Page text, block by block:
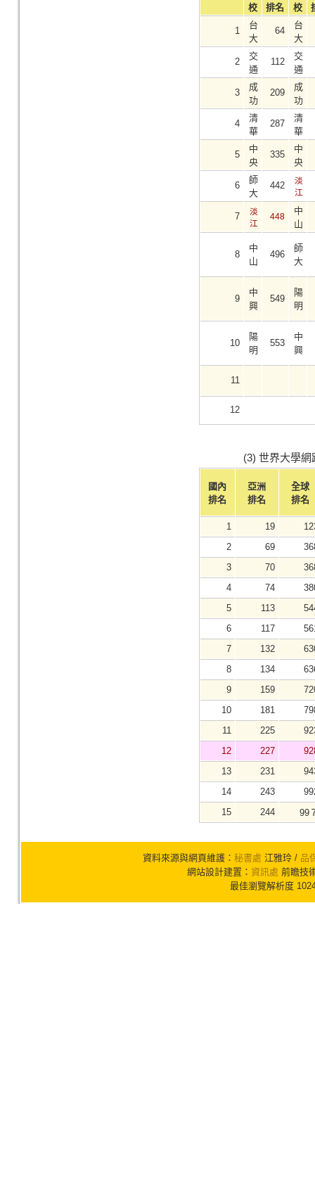
校 排名 校
1
台
大
64
台
大
2
交
通
112
交
通
3
成
功
209
成
功
4
清
華
287
清
華
5
中
央
335
中
央
6
師
大
442
淡
江
7
淡
江
448
中
山
8
中
山
496
師
大
9
中
興
549
陽
明
10
陽
明
553
中
興
11
12
(3) 世界大學
國內
排名
亞洲
排名
全球
排名
1 19
2
69
3
70
4
74
5
113
6
117
7
132
8
134
9
159
10
181
11
225
12
227
13
231
14
243
15
244 99
資料來源與網頁維護： 秘書處 江雅玲 / 品
網站設計建置： 資訊處 前瞻技
最佳瀏覽解析度